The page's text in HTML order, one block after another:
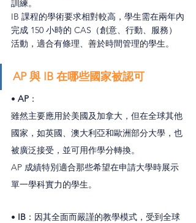
訓練。
IB 課程的學術要求相對較高，學生需在兩年內
完成 150 小時的 CAS（創意、行動、服務）
活動，適合有條理、善於時間管理的學生。
AP 與 IB 在哪些國家被認可
• AP ：
雖然主要應用於美國及加拿大，但在全球其他
國家，如英國、澳大利亞和歐洲部分大學，也
被廣泛接受，並可用作學分轉換。
AP 成績特別適合那些希望在申請大學時展示
單一學科實力的學生。
• IB ：因其全面而嚴謹的教學模式，受到全球